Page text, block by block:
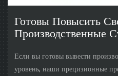
Готовы Повысить
Производственные
Если вы готовы вывести
уровень, наши прецизионные